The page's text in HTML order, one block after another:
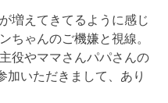
増えてきてるように感じ
ちゃんのご機嫌と視線。
役やママさんパパさんの
加いただきまして、あり